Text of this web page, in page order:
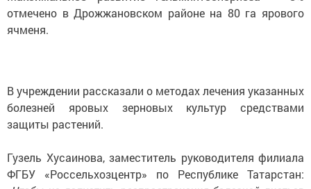
отмечено в Дрожжановском районе на 80 га ярового
ячменя.
В учреждении рассказали о методах лечения указанных
болезней яровых зерновых культур средствами
защиты растений.
Гузель Хусаинова, заместитель руководителя филиала
ФГБУ «Россельхозцентр» по Республике Татарстан: